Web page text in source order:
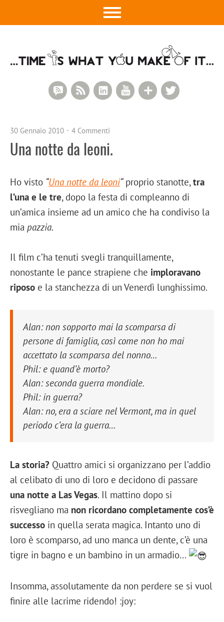
Google+
YouTube
LinkedIn
RSS Feed
RSS Comments
30 Gennaio 2010 4 Commenti
Una notte da leoni.
Ho visto “Una notte da leoni“proprio stanotte,tra
l’una e le tre, dopo la festa di compleanno di
un’amica insieme ad un amico che ha condiviso la
mia pazzia.
Il film c’ha tenuti svegli tranquillamente,
nonostante le pance strapiene che imploravano
riposo e la stanchezza di un Venerdì lunghissimo.
Alan: non sopporto mai la scomparsa di
persone di famiglia, così come non ho mai
accettato la scomparsa del nonno…
Phil: e quand’è morto?
Alan: seconda guerra mondiale.
Phil: in guerra?
Alan: no, era a sciare nel Vermont, ma in quel
periodo c’era la guerra…
La storia? Quattro amici si organizzano per l’addio
al celibato di uno di loro e decidono di passare
una notte a Las Vegas. Il mattino dopo si
risvegliano ma non ricordano completamente cos’è
successo in quella serata magica. Intanto uno di
loro è scomparso, ad uno manca un dente, c’è una
tigre in bagno e un bambino in un armadio…
Insomma, assolutamente da non perdere se si vuol
finire alle lacrime ridendo! :joy: